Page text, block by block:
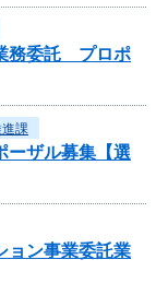
務委託 プロポ
課
ーザル募集【選
ョン事業委託業